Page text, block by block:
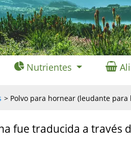
Nutrientes
Polvo para hornear (leudante para
fue traducida a través